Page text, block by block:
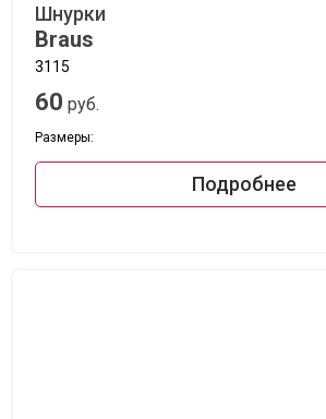
Шнурки
Braus
3115
60 руб.
Размеры:
Подробнее